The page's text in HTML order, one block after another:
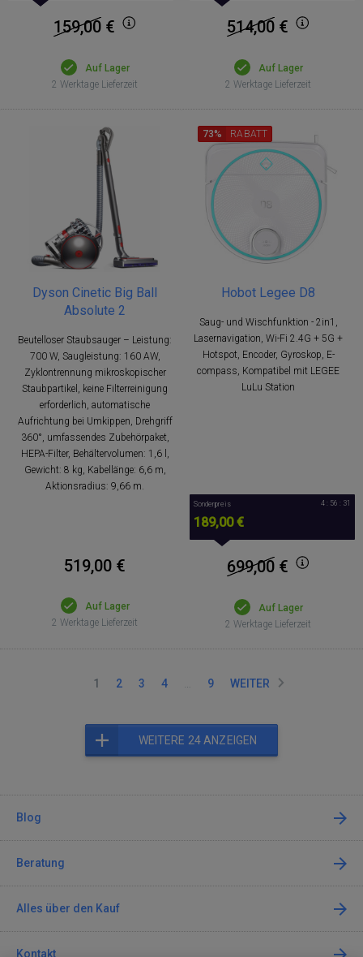
159,00 €
Auf Lager
2 Werktage Lieferzeit
514,00 €
Auf Lager
2 Werktage Lieferzeit
Dyson Cinetic Big Ball
Absolute 2
Beutelloser Staubsauger – Leistung:
700 W, Saugleistung: 160 AW,
Zyklontrennung mikroskopischer
Staubpartikel, keine Filterreinigung
erforderlich, automatische
Aufrichtung bei Umkippen, Drehgriff
360°, umfassendes Zubehörpaket,
HEPA-Filter, Behältervolumen: 1,6 l,
Gewicht: 8 kg, Kabellänge: 6,6 m,
Aktionsradius: 9,66 m.
519,00 €
Auf Lager
2 Werktage Lieferzeit
Hobot Legee D8
Saug- und Wischfunktion - 2in1,
Lasernavigation, Wi-Fi 2.4G + 5G +
Hotspot, Encoder, Gyroskop, E-
compass, Kompatibel mit LEGEE
LuLu Station
73% RABATT
Sonderpreis
189,00 €
4 : 56 : 30
699,00 €
Auf Lager
2 Werktage Lieferzeit
1 2 3 4 9 WEITER
WEITERE 24 ANZEIGEN
Blog
Beratung
Alles über den Kauf
Kontakt